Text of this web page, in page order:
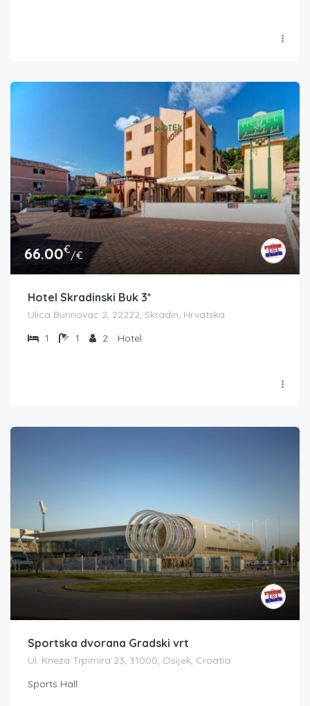
66.00€/€
Hotel Skradinski Buk 3*
Ulica Burinovac 2, 22222, Skradin, Hrvatska
1
1 2 Hotel
Sportska dvorana Gradski vrt
Ul. Kneza Trpimira 23, 31000, Osijek, Croatia
Sports Hall